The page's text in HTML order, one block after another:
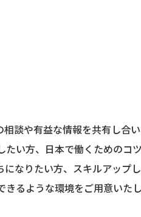
談や有益な情報を共有し合
い方、日本で働くためのコ
なりたい方、スキルアップ
るような環境をご用意いたし